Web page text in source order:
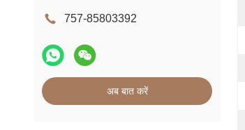
757-85803392
अब बात करें